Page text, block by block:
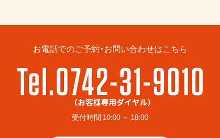
お電話でのご予約・お問い合わせはこちら
受付時間 10:00 ～ 18:00